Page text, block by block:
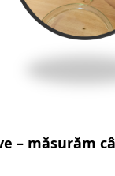
– măsurăm